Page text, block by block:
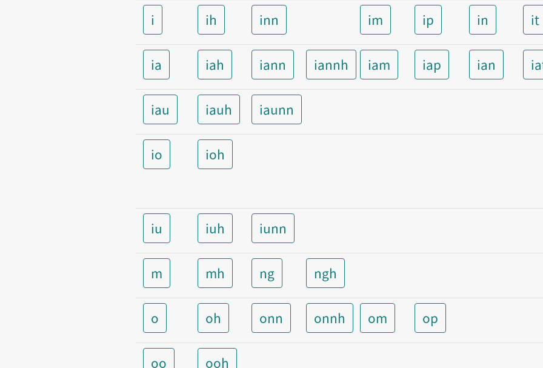
i ih inn im ip in it
ia iah iann iannh iam iap ian
iau iauh iaunn
io ioh
iu iuh iunn
m mh ng ngh
o oh onn onnh om op
oo ooh